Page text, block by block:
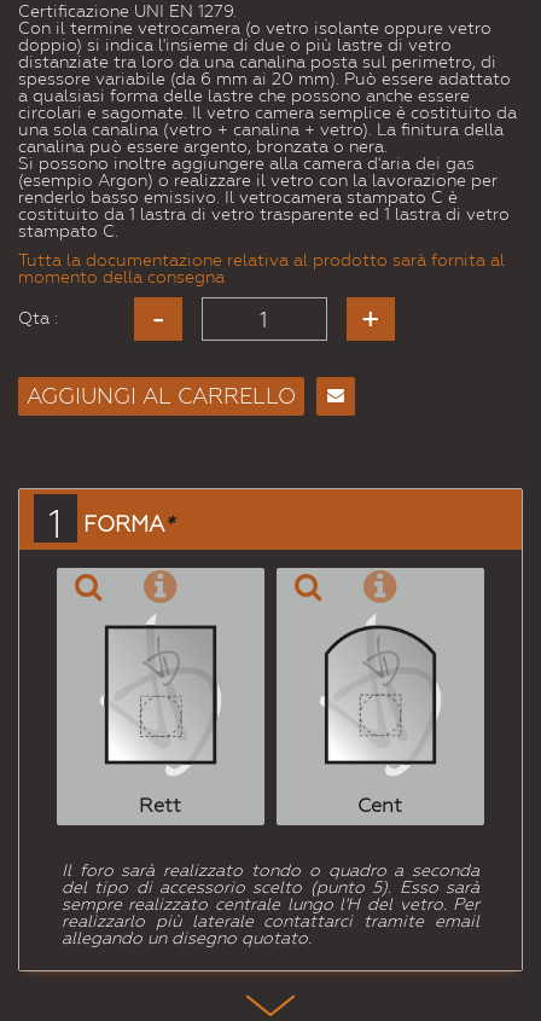
Certificazione UNI EN 1279.
Con il termine vetrocamera (o vetro isolante oppure vetro
doppio) si indica l'insieme di due o più lastre di vetro
distanziate tra loro da una canalina posta sul perimetro, di
spessore variabile (da 6 mm ai 20 mm). Può essere adattato
a qualsiasi forma delle lastre che possono anche essere
circolari e sagomate. Il vetro camera semplice è costituito da
una sola canalina (vetro + canalina + vetro). La finitura della
canalina può essere argento, bronzata o nera.
Si possono inoltre aggiungere alla camera d'aria dei gas
(esempio Argon) o realizzare il vetro con la lavorazione per
renderlo basso emissivo. Il vetrocamera stampato C è
costituito da 1 lastra di vetro trasparente ed 1 lastra di vetro
stampato C.
Tutta la documentazione relativa al prodotto sarà fornita al
momento della consegna
Qta :
AGGIUNGI AL CARRELLO
1 FORMA*
Rett Cent
Il foro sarà realizzato tondo o quadro a seconda
del tipo di accessorio scelto (punto 5). Esso sarà
sempre realizzato centrale lungo l'H del vetro. Per
realizzarlo più laterale contattarci tramite email
allegando un disegno quotato.